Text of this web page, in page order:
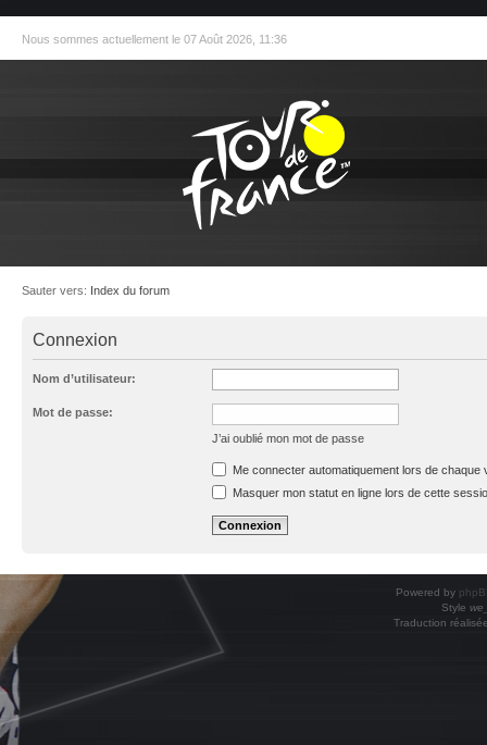
Nous sommes actuellement le 07 Août 2026, 11:36
Sauter vers: Index du forum
Connexion
Nom d’utilisateur:
Mot de passe:
J’ai oublié mon mot de passe
Me connecter automatiquement lors de chaque
Masquer mon statut en ligne lors de cette
Powered by
Style
Traduction